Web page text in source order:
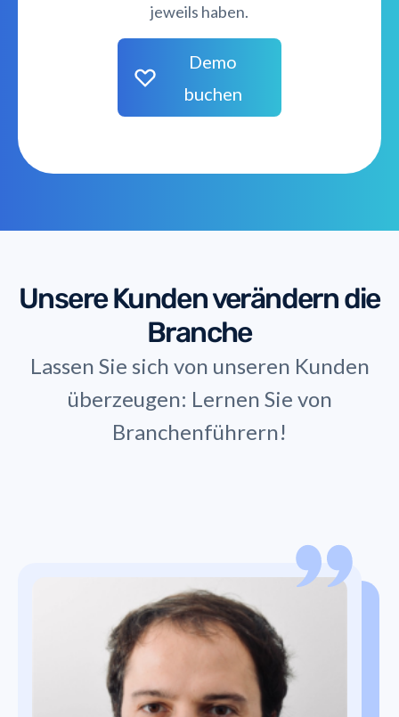
jeweils haben.
Demo
buchen
Unsere Kunden verändern die
Branche
Lassen Sie sich von unseren Kunden
überzeugen: Lernen Sie von
Branchenführern!